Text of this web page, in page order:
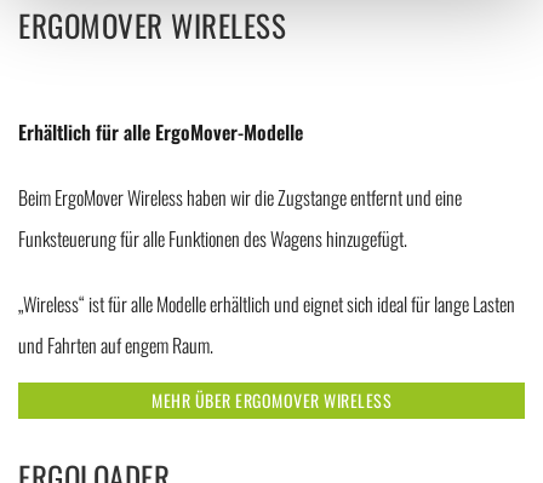
ERGOMOVER WIRELESS
Erhältlich für alle ErgoMover-Modelle
Beim ErgoMover Wireless haben wir die Zugstange entfernt und eine
Funksteuerung für alle Funktionen des Wagens hinzugefügt.
„Wireless“ ist für alle Modelle erhältlich und eignet sich ideal für lange Lasten
und Fahrten auf engem Raum.
MEHR ÜBER ERGOMOVER WIRELESS